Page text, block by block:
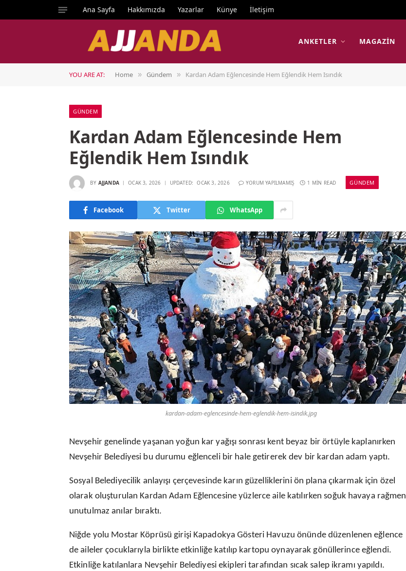
Ana Sayfa Hakkımızda Yazarlar Künye İletişim
ANKETLER MAGAZIN
YOU ARE AT: Home » Gündem » Kardan Adam Eğlencesinde Hem Eğlendik Hem Isındık
GÜNDEM
Kardan Adam Eğlencesinde Hem
Eğlendik Hem Isındık
BY AJJANDA OCAK 3, 2026 UPDATED: OCAK 3, 2026 YORUM YAPILMAMIŞ 1 MIN READ GÜNDEM
Facebook Twitter WhatsApp
kardan-adam-eglencesinde-hem-eglendik-hem-isindik.jpg
Nevşehir genelinde yaşanan yoğun kar yağışı sonrası kent beyaz bir örtüyle kaplanırken
Nevşehir Belediyesi bu durumu eğlenceli bir hale getirerek dev bir kardan adam yaptı.
Sosyal Belediyecilik anlayışı çerçevesinde karın güzelliklerini ön plana çıkarmak için özel
olarak oluşturulan Kardan Adam Eğlencesine yüzlerce aile katılırken soğuk havaya rağmen
unutulmaz anılar bıraktı.
Niğde yolu Mostar Köprüsü girişi Kapadokya Gösteri Havuzu önünde düzenlenen eğlence
de aileler çocuklarıyla birlikte etkinliğe katılıp kartopu oynayarak gönüllerince eğlendi.
Etkinliğe katılanlara Nevşehir Belediyesi ekipleri tarafından sıcak salep ikramı yapıldı.